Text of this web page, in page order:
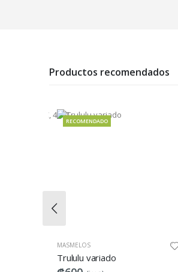
Productos recomendados
RECOMENDADO
MASMELOS
Trululu variado